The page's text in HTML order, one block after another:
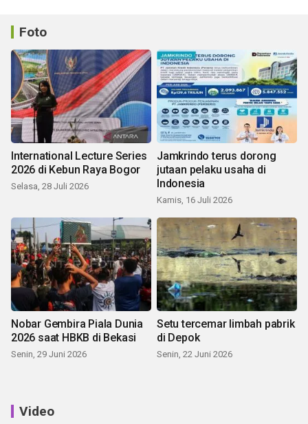
Foto
International Lecture Series
2026 di Kebun Raya Bogor
Selasa, 28 Juli 2026
Jamkrindo terus dorong
jutaan pelaku usaha di
Indonesia
Kamis, 16 Juli 2026
Nobar Gembira Piala Dunia
2026 saat HBKB di Bekasi
Senin, 29 Juni 2026
Setu tercemar limbah pabrik
di Depok
Senin, 22 Juni 2026
Video